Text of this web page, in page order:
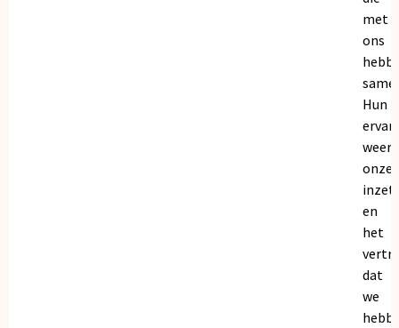
met
ons
Hun
onze
inzet
en
het
dat
we